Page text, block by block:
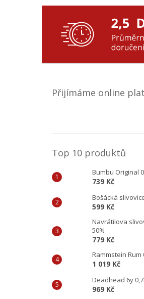
Přijímáme online
Top 10 produktů
Bumbu Original
739 Kč
Bošácká
599 Kč
Navrátilova
50%
779 Kč
Rammstein Rum
1 019 Kč
Deadhead 6y
969 Kč